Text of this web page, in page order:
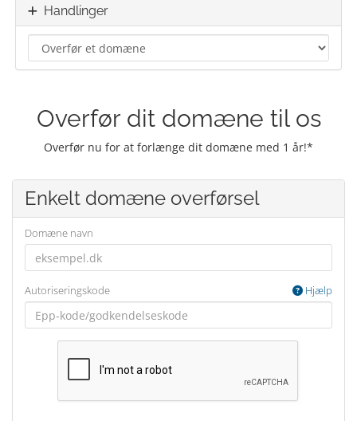
Handlinger
Overfør dit domæne til os
Overfør nu for at forlænge dit domæne med 1 år!*
Enkelt domæne overførsel
Domæne navn
Autoriseringskode Hjælp